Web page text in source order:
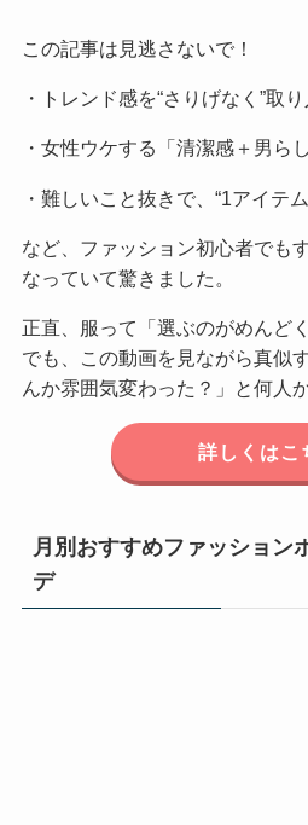
この記事は見逃さないで！
・トレンド感を“さりげなく”取
・女性ウケする「清潔感＋男ら
・難しいこと抜きで、“1アイテ
など、ファッション初心者でも
なっていて驚きました。
正直、服って「選ぶのがめんど
でも、この動画を見ながら真似
んか雰囲気変わった？」と何人
詳しくはこ
月別おすすめファッション
デ